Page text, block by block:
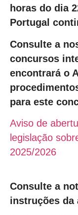
horas do dia
Portugal
Consulte a
concursos
encontrará o
para este
Aviso de
legislação
2025/2026
Consulte a
instruções da